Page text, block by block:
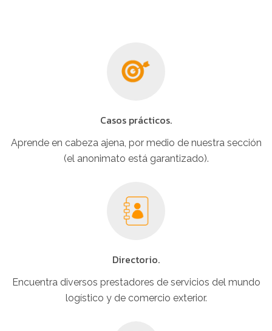
Casos prácticos.
Aprende en cabeza ajena, por medio de nuestra sección
(el anonimato está garantizado).
Directorio.
Encuentra diversos prestadores de servicios del mundo
logístico y de comercio exterior.